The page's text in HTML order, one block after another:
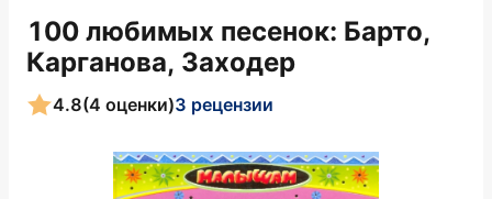
100 любимых песенок: Барто,
Карганова, Заходер
4.8(4 оценки)3 рецензии